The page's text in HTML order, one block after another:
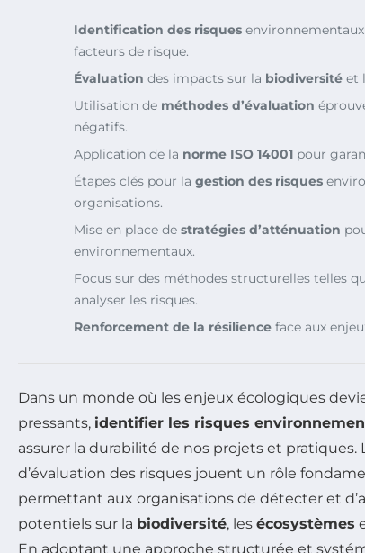
Identification des risques
facteurs de risque.
Évaluation des impacts sur la biodiversité et
Utilisation de méthodes d’évaluation
négatifs.
Application de la norme ISO 14001 pour
Étapes clés pour la gestion des risques
organisations.
Mise en place de stratégies d’atténuation
environnementaux.
Focus sur des méthodes structurelles telles
analyser les risques.
Renforcement de la résilience face aux
Dans un monde où les enjeux écologiques
pressants, identifier les risques
assurer la durabilité de nos projets et pratiques.
d’évaluation des risques jouent un rôle
permettant aux organisations de détecter et
potentiels sur la biodiversité, les écosystèmes
En adoptant une approche structurée et